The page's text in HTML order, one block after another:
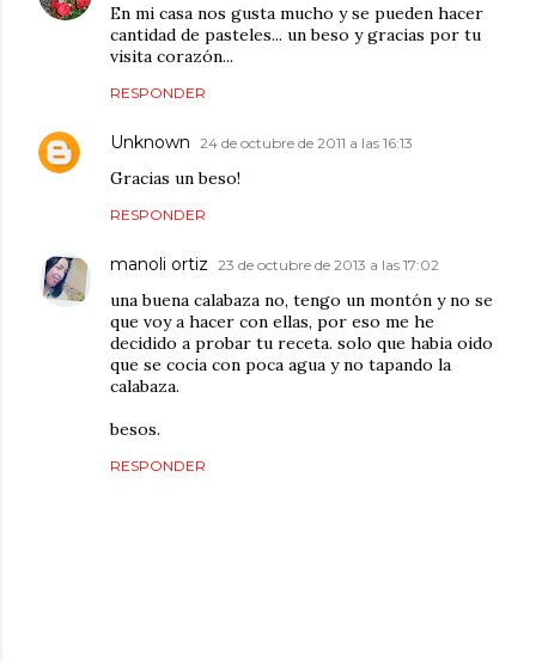
En mi casa nos gusta mucho y se pueden hacer
cantidad de pasteles... un beso y gracias por tu
visita corazón...
RESPONDER
Unknown 24 de octubre de 2011 a las 16:13
Gracias un beso!
RESPONDER
manoli ortiz 23 de octubre de 2013 a las 17:02
una buena calabaza no, tengo un montón y no se
que voy a hacer con ellas, por eso me he
decidido a probar tu receta. solo que habia oido
que se cocia con poca agua y no tapando la
calabaza.
besos.
RESPONDER